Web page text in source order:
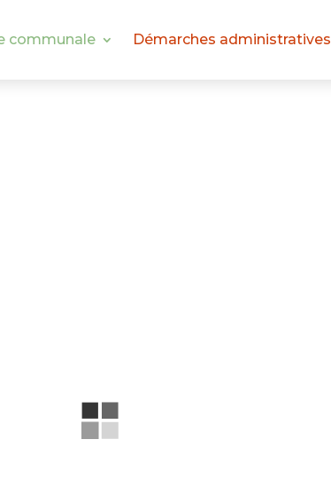
communale Démarches administratives